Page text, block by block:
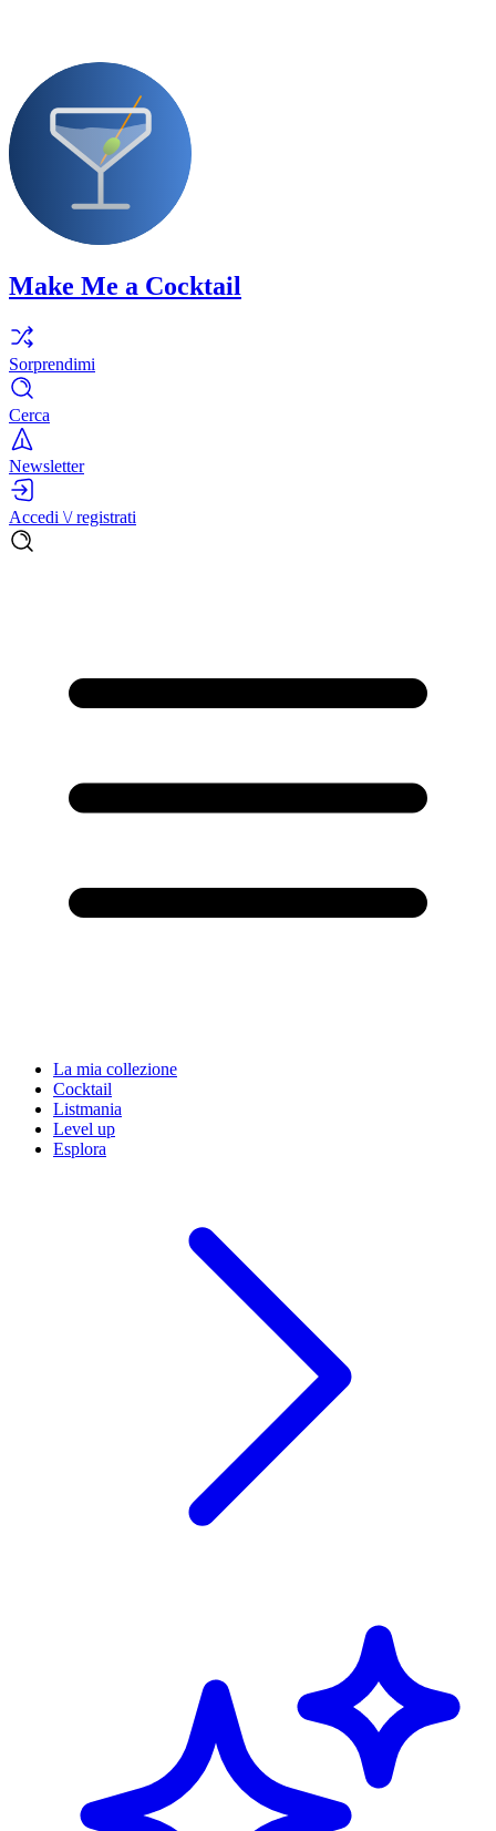
Make Me a Cocktail
Sorprendimi
Cerca
Newsletter
Accedi \/ registrati
La mia collezione
Cocktail
Listmania
Level up
Esplora